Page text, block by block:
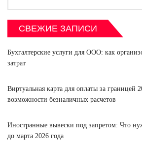
СВЕЖИЕ ЗАПИСИ
Бухгалтерские услуги для ООО: как
затрат
Виртуальная карта для оплаты за границей
возможности безналичных расчетов
Иностранные вывески под запретом: Что
до марта 2026 года